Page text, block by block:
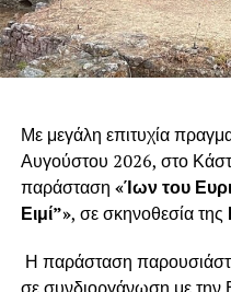
Με μεγάλη επιτυχία
Αυγούστου 2026, στο
παράσταση «Ίων του
Ειμί”», σε σκηνοθεσία της
Η παράσταση